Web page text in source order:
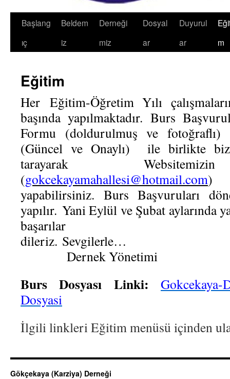
Başlang
ıç
Beldem
iz
Derneği
miz
Dosyal
ar
Duyurul
ar
m
Eğitim
Her Eğitim-Öğretim Yılı
başında yapılmaktadır. Burs
Formu (doldurulmuş ve
(Güncel ve Onaylı) ile birlikte
tarayarak
(gokcekayamahallesi@hotmail.com)
yapabilirsiniz. Burs Başvuruları
yapılır. Yani Eylül ve Şubat aylarında
başarılar
dileriz.
Dernek Yönetimi
Burs Dosyası Linki:
Gokcekaya-
Dosyasi
İlgili linkleri Eğitim menüsü içinden
Gökçekaya (Karziya) Derneği